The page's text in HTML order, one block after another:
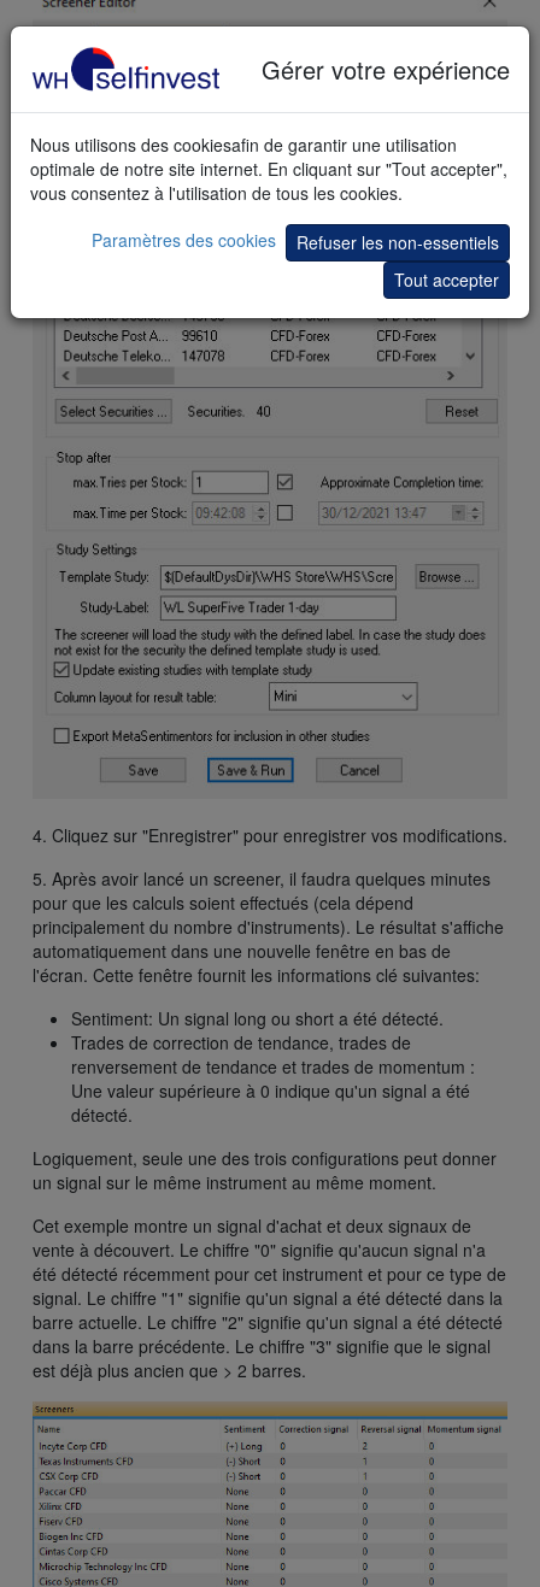
4. Cliquez sur "Enregistrer" pour enregistrer vos modifications.
5. Après avoir lancé un screener, il faudra quelques minutes
pour que les calculs soient effectués (cela dépend
principalement du nombre d'instruments). Le résultat s'affiche
automatiquement dans une nouvelle fenêtre en bas de
l'écran. Cette fenêtre fournit les informations clé suivantes:
Sentiment: Un signal long ou short a été détecté.
Trades de correction de tendance, trades de
renversement de tendance et trades de momentum :
Une valeur supérieure à 0 indique qu'un signal a été
détecté.
Logiquement, seule une des trois configurations peut donner
un signal sur le même instrument au même moment.
Cet exemple montre un signal d'achat et deux signaux de
vente à découvert. Le chiffre "0" signifie qu'aucun signal n'a
été détecté récemment pour cet instrument et pour ce type de
signal. Le chiffre "1" signifie qu'un signal a été détecté dans la
barre actuelle. Le chiffre "2" signifie qu'un signal a été détecté
dans la barre précédente. Le chiffre "3" signifie que le signal
est déjà plus ancien que > 2 barres.
Gérer votre expérience
Nous utilisons des cookiesafin de garantir une utilisation
optimale de notre site internet. En cliquant sur "Tout accepter",
vous consentez à l'utilisation de tous les cookies.
Paramètres des cookies
Refuser les non-essentiels
Tout accepter